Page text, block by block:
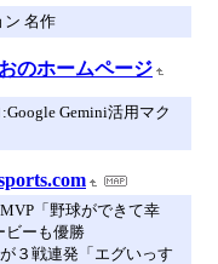
ン 名作
のホームページ
Gemini活用マク
「野球ができて幸
ビーも優勝
３戦連発「エグいっす